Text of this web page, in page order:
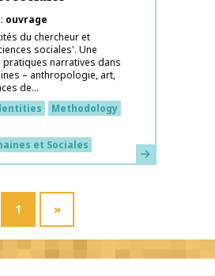
ouvrage
du chercheur et
sociales'. Une
narratives dans
– anthropologie, art,
de...
Methodology
et Sociales
Learn more
1 »